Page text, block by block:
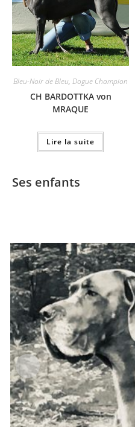
Bleu-Noir de Bleu, Dogue Champion
CH BARDOTTKA von
MRAQUE
Lire la suite
Ses enfants